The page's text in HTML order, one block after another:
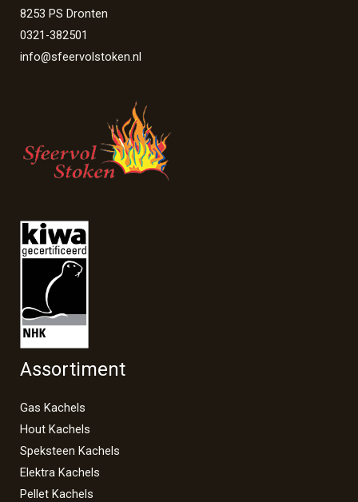
8253 PS Dronten
0321-382501
info@sfeervolstoken.nl
Assortiment
Gas Kachels
Hout Kachels
Speksteen Kachels
Elektra Kachels
Pellet Kachels